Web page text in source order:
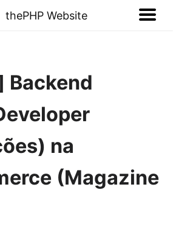
thePHP Website
Backend
na
(Magazine